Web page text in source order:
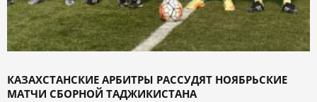
КАЗАХСТАНСКИЕ АРБИТРЫ РАССУДЯТ НОЯБРЬСКИЕ
МАТЧИ СБОРНОЙ ТАДЖИКИСТАНА